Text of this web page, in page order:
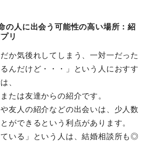
の人に出会う可能性の高い場所：紹
リ
だか気後れしてしまう、一対一だった
んだけど・・・」という人におすす
、
たは友達からの紹介です。
友人の紹介などの出会いは、少人数
ができるという利点があります。
ている」という人は、結婚相談所も◎